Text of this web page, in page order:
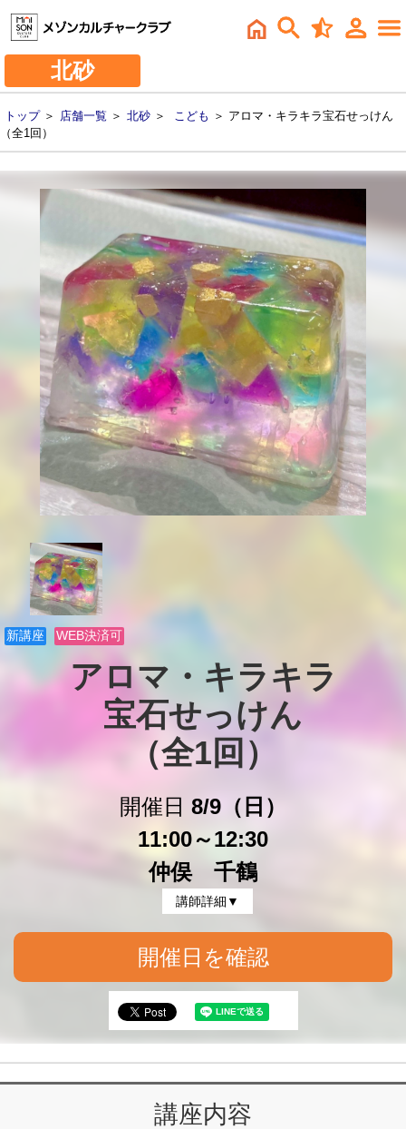
北砂
トップ＞ 店舗一覧 ＞ 北砂 ＞ こども ＞ アロマ・キラキラ宝石せっけん
（全1回）
新講座 WEB決済可
アロマ・キラキラ
宝石せっけん
（全1回）
開催日 8/9（日）
11:00～12:30
仲俣 千鶴
講師詳細▼
開催日を確認
講座内容